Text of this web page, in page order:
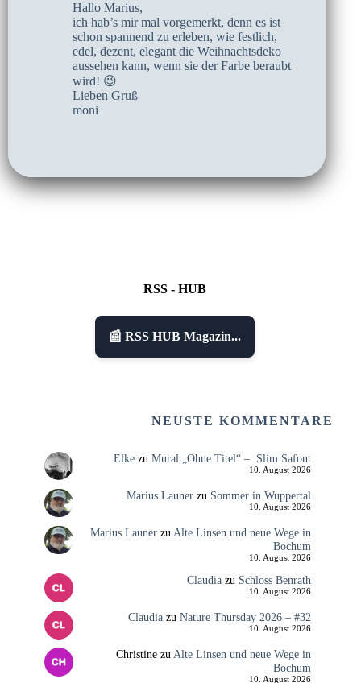
Hallo Marius,
ich hab’s mir mal vorgemerkt, denn es ist
schon spannend zu erleben, wie festlich,
edel, dezent, elegant die Weihnachtsdeko
aussehen kann, wenn sie der Farbe beraubt
wird! 😉
Lieben Gruß
moni
RSS - HUB
📰 RSS HUB Magazin...
NEUSTE KOMMENTARE
Elkezu Mural „Ohne Titel“ – Slim Safont
10. August 2026
Marius Launerzu Sommer in Wuppertal
10. August 2026
Marius Launerzu Alte Linsen und neue Wege in
Bochum
10. August 2026
Claudiazu Schloss Benrath
10. August 2026
Claudiazu Nature Thursday 2026 – #32
10. August 2026
ChristinezuAlte Linsen und neue Wege in
Bochum
10. August 2026